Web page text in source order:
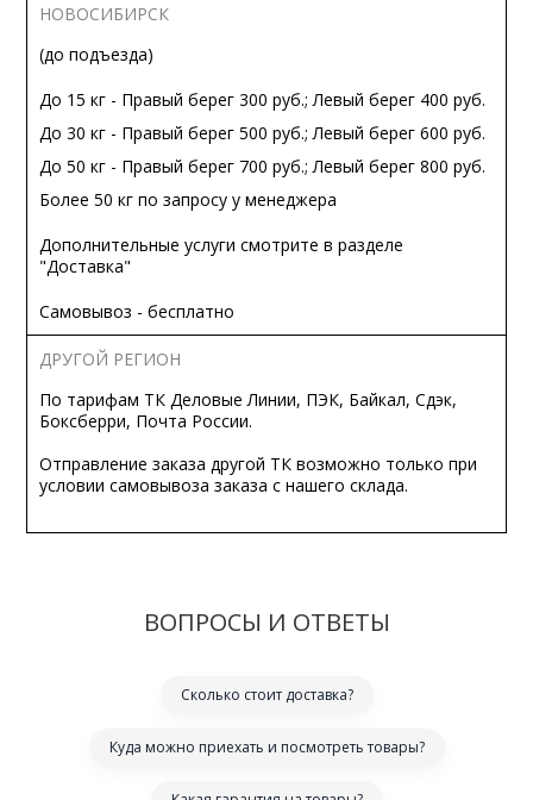
НОВОСИБИРСК
(до подъезда)
До 15 кг - Правый берег 300 руб.; Левый берег 400 руб.
До 30 кг - Правый берег 500 руб.; Левый берег 600 руб.
До 50 кг - Правый берег 700 руб.; Левый берег 800 руб.
Более 50 кг по запросу у менеджера
Дополнительные услуги смотрите в разделе
"Доставка"
Самовывоз - бесплатно
ДРУГОЙ РЕГИОН
По тарифам ТК Деловые Линии, ПЭК, Байкал, Сдэк,
Боксберри, Почта России.
Отправление заказа другой ТК возможно только при
условии самовывоза заказа с нашего склада.
ВОПРОСЫ И ОТВЕТЫ
Сколько стоит доставка?
Куда можно приехать и посмотреть товары?